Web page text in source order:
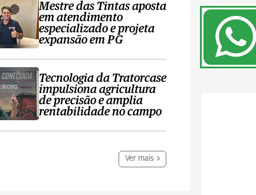
Mestre das Tintas aposta
em atendimento
especializado e projeta
expansão em PG
Tecnologia da Tratorcase
impulsiona agricultura
de precisão e amplia
rentabilidade no campo
Ver mais